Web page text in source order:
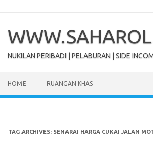
content
NUKILAN PERIBADI | PELABURAN | SIDE
HOME RUANGAN KHAS
TAG ARCHIVES: SENARAI HARGA CUKAI JALAN